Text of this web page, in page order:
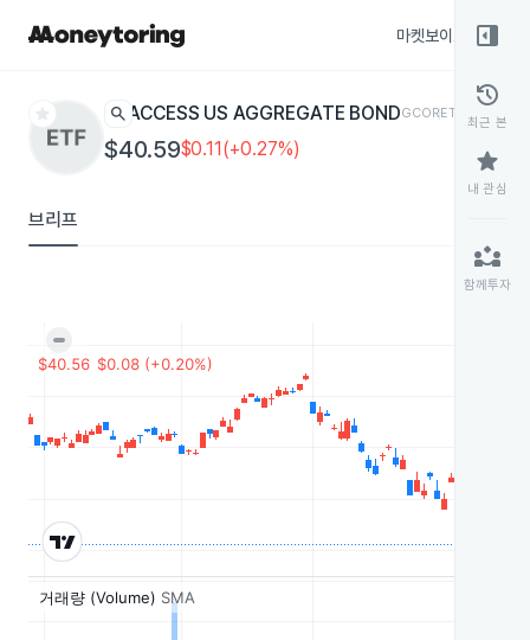
마켓보이스
star search ACCESS US AGGREGATE BONDGCORETF
$40.59$0.11(+0.27%)
브리프
right_panel_open
history
최근 본
star
내 관심
partner_exchange
함께투자